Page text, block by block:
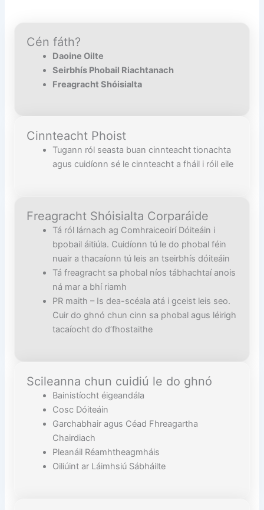
Cén fáth?
Daoine Oilte
Seirbhís Phobail Riachtanach
Freagracht Shóisialta
Cinnteacht Phoist
Tugann ról seasta buan cinnteacht tionachta
agus cuidíonn sé le cinnteacht a fháil i róil eile
Freagracht Shóisialta Corparáide
Tá ról lárnach ag Comhraiceoirí Dóiteáin i
bpobail áitiúla. Cuidíonn tú le do phobal féin
nuair a thacaíonn tú leis an tseirbhís dóiteáin
Tá freagracht sa phobal níos tábhachtaí anois
ná mar a bhí riamh
PR maith – Is dea-scéala atá i gceist leis seo.
Cuir do ghnó chun cinn sa phobal agus léirigh
tacaíocht do d’fhostaithe
Scileanna chun cuidiú le do ghnó
Bainistíocht éigeandála
Cosc Dóiteáin
Garchabhair agus Céad Fhreagartha
Chairdiach
Pleanáil Réamhtheagmháis
Oiliúint ar Láimhsiú Sábháilte